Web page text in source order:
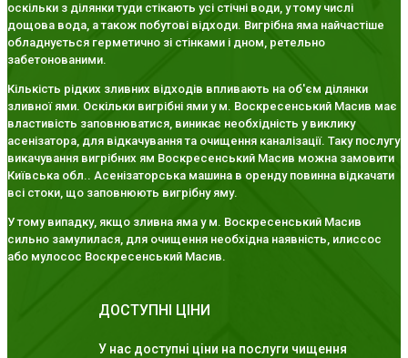
оскільки з ділянки туди стікають усі стічні води, у тому числі
дощова вода, а також побутові відходи. Вигрібна яма найчастіше
обладнується герметично зі стінками і дном, ретельно
забетонованими.
Кількість рідких зливних відходів впливають на об'єм ділянки
зливної ями. Оскільки вигрібні ями у м. Воскресенський Масив має
властивість заповнюватися, виникає необхідність у виклику
асенізатора, для відкачування та очищення каналізації. Таку послугу
викачування вигрібних ям Воскресенський Масив можна замовити
Київська обл.. Асенізаторська машина в оренду повинна відкачати
всі стоки, що заповнюють вигрібну яму.
У тому випадку, якщо зливна яма у м. Воскресенський Масив
сильно замулилася, для очищення необхідна наявність, илиссос
або мулосос Воскресенський Масив.
ДОСТУПНІ ЦІНИ
У нас доступні ціни на послуги чищення